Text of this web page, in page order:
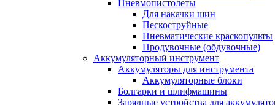
Пневмопистолеты
Для накачки шин
Пескоструйные
Пневматические краскопульты
Продувочные (обдувочные)
Аккумуляторный инструмент
Аккумуляторы для инструмента
Аккумуляторные блоки
Болгарки и шлифмашины
Зарядные устройства для